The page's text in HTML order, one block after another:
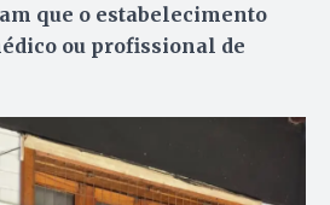
que o estabelecimento
ou profissional de